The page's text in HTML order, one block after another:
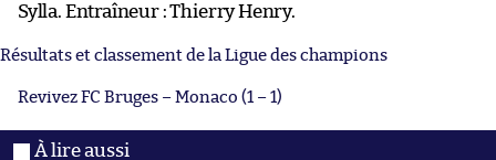
Sylla. Entraîneur : Thierry Henry.
Résultats et classement de la Ligue des champions
Revivez FC Bruges – Monaco (1 – 1)